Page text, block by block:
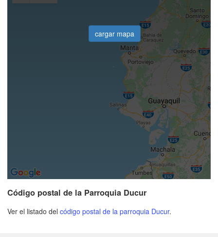
cargar mapa
Código postal de la Parroquia Ducur
Ver el listado del código postal de la parroquia Ducur.